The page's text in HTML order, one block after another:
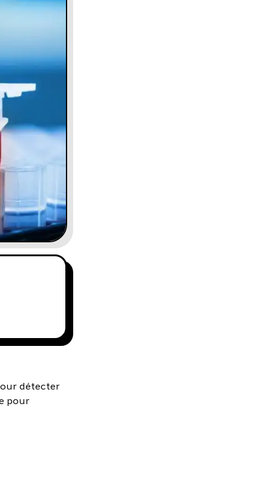
détecter
pour